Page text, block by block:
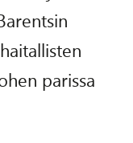
parissa